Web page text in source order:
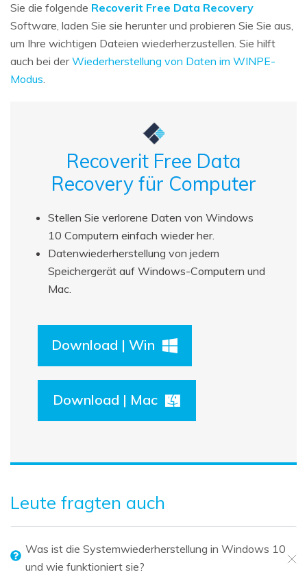
Sie die folgende Recoverit Free Data Recovery
Software, laden Sie sie herunter und probieren Sie Sie aus,
um Ihre wichtigen Dateien wiederherzustellen. Sie hilft
auch bei derWiederherstellung von Daten im WINPE-
Modus.
Recoverit Free Data
Recovery für Computer
Stellen Sie verlorene Daten von Windows
10 Computern einfach wieder her.
Datenwiederherstellung von jedem
Speichergerät auf Windows-Computern und
Mac.
Download | Win
Download | Mac
Leute fragten auch
Was ist die Systemwiederherstellung in Windows 10
und wie funktioniert sie?